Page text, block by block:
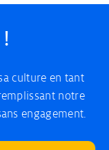
culture en tant
notre
engagement.